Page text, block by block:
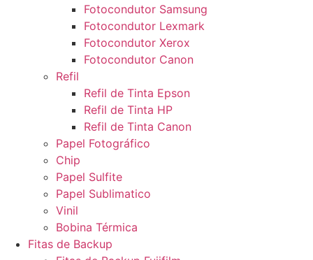
Fotocondutor Samsung
Fotocondutor Lexmark
Fotocondutor Xerox
Fotocondutor Canon
Refil
Refil de Tinta Epson
Refil de Tinta HP
Refil de Tinta Canon
Papel Fotográfico
Chip
Papel Sulfite
Papel Sublimatico
Vinil
Bobina Térmica
Fitas de Backup